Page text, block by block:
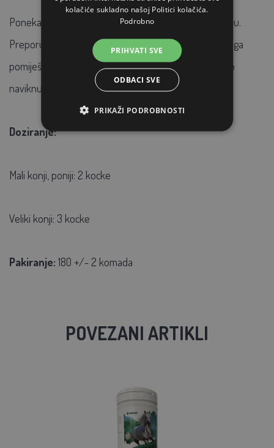
Ponekad se konji trebaju naviknuti na želatinsku formu.
Preporučuje se Geloren narezati na manje komade ili ga
pomiješati s nečim što konju odgovara. Obično se brzo
naviknu i proizvod im postane omiljena poslastica.
Doziranje:
Mali konji, poniji: 2 kocke
Veliki konji: 3 kocke
Pakiranje: 180 +/- 2 komada
POVEZANI ARTIKLI
kolačiće sukladno našoj Politici kolačića.
Podrobno
PRIHVATI SVE
ODBACI SVE
PRIKAŽI PODROBNOSTI